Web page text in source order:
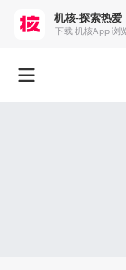
机核-探索热爱
下载 机核App 浏